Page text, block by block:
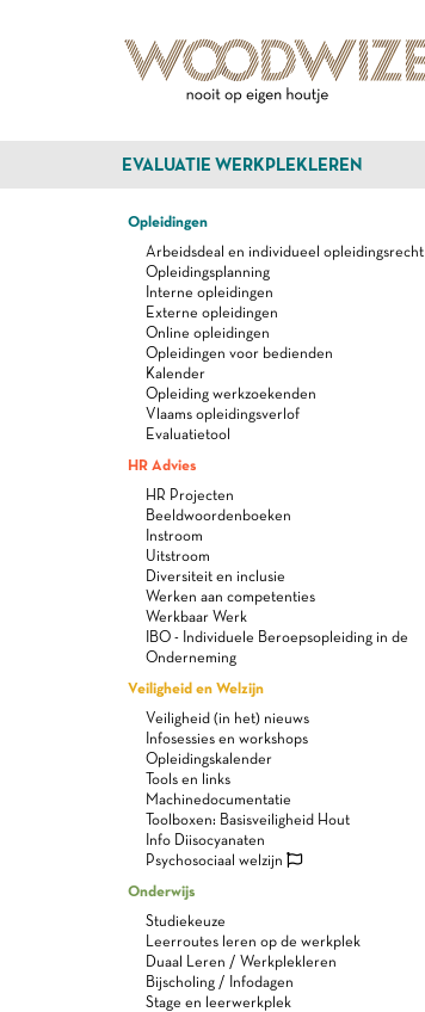
EVALUATIE WERKPLEKLEREN
Opleidingen
Arbeidsdeal en individueel opleidingsrecht
Opleidingsplanning
Interne opleidingen
Externe opleidingen
Online opleidingen
Opleidingen voor bedienden
Kalender
Opleiding werkzoekenden
Vlaams opleidingsverlof
Evaluatietool
HR Advies
HR Projecten
Beeldwoordenboeken
Instroom
Uitstroom
Diversiteit en inclusie
Werken aan competenties
Werkbaar Werk
IBO - Individuele Beroepsopleiding in de
Onderneming
Veiligheid en Welzijn
Veiligheid (in het) nieuws
Infosessies en workshops
Opleidingskalender
Tools en links
Machinedocumentatie
Toolboxen: Basisveiligheid Hout
Info Diisocyanaten
Psychosociaal welzijn
Onderwijs
Studiekeuze
Leerroutes leren op de werkplek
Duaal Leren / Werkplekleren
Bijscholing / Infodagen
Stage en leerwerkplek